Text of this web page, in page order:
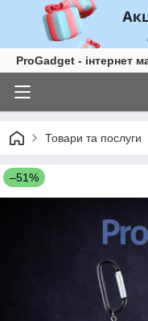
ProGadget - iнтернет
Товари та послуги
–51%